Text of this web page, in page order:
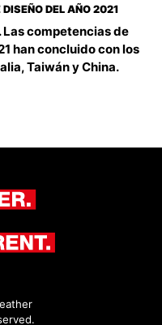
DEL AÑO 2021
Las competencias de
han concluido con los
Taiwán y China.